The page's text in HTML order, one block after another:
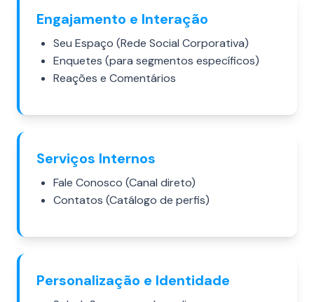
Engajamento e Interação
Seu Espaço (Rede Social Corporativa)
Enquetes (para segmentos específicos)
Reações e Comentários
Serviços Internos
Fale Conosco (Canal direto)
Contatos (Catálogo de perfis)
Personalização e Identidade